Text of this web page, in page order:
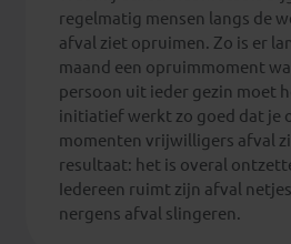
regelmatig mensen langs de
afval ziet opruimen. Zo is er
maand een opruimmoment
persoon uit ieder gezin moet
initiatief werkt zo goed dat je
momenten vrijwilligers afval
resultaat: het is overal
Iedereen ruimt zijn afval
nergens afval slingeren.